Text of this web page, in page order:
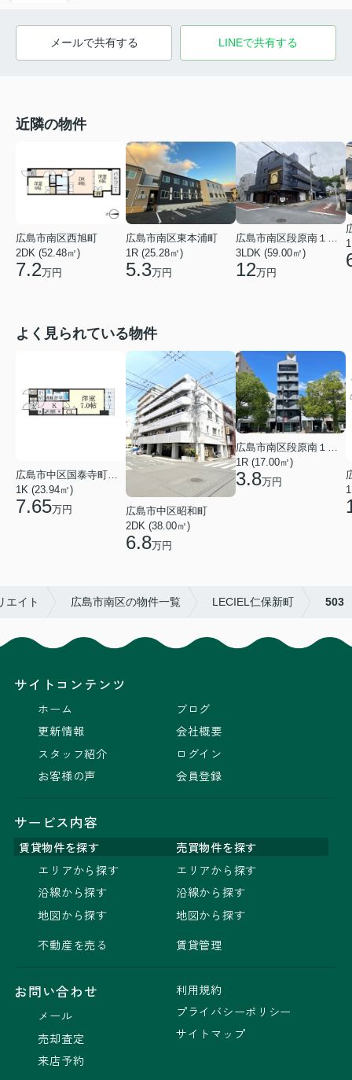
メールで共有する LINEで共有する
近隣の物件
広島市南区西旭町
2DK (52.48㎡)
7.2万円
広島市南区東本浦町
1R (25.28㎡)
5.3万円
3LDK (59.00㎡)
12万円
よく見られている物件
1K (23.94㎡)
7.65万円
広島市中区昭和町
2DK (38.00㎡)
6.8万円
1R (17.00㎡)
3.8万円
エイト 広島市南区の物件一覧 LECIEL仁保新町 503
サイトコンテンツ
ホーム
更新情報
スタッフ紹介
お客様の声
ブログ
会社概要
ログイン
会員登録
サービス内容
賃貸物件を探す
売買物件を探す
エリアから探す
沿線から探す
地図から探す
不動産を売る
エリアから探す
沿線から探す
地図から探す
賃貸管理
お問い合わせ
メール
売却査定
来店予約
利用規約
プライバシーポリシー
サイトマップ